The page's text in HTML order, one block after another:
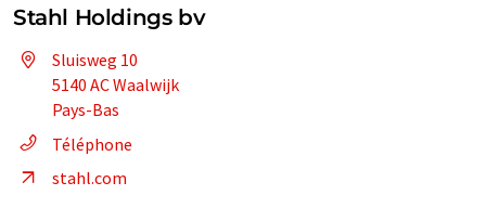
Stahl Holdings bv
Sluisweg 10
5140 AC Waalwijk
Pays-Bas
Téléphone
stahl.com